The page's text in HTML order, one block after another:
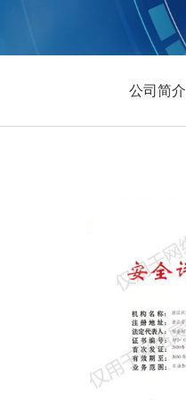
公司简介